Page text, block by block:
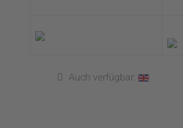
Auch verfügbar: